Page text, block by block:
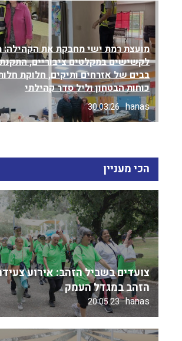
מועצת רמת ישי מחבקת את הקהילה:
לקשישים במקלטים ציבוריים,
בבים של אזרחים ותיקים, חלוקת
כוחות הבטחון וליל סדר קהילתי
hanas
30.03.26
הכי מעניין
צועדים בשביל הזהב: אירוע
הזהב במגדל העמק
hanas
20.05.23